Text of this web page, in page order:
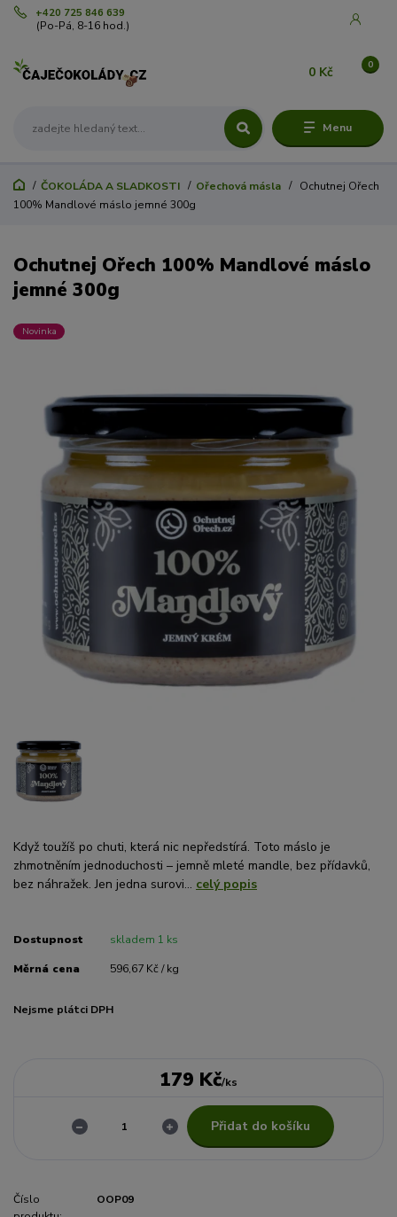
Menu
+420 725 846 639
(Po-Pá, 8-16 hod.)
0
0 Kč
ČOKOLÁDA A SLADKOSTI Ořechová másla
Ochutnej Ořech
100% Mandlové máslo jemné 300g
Ochutnej Ořech 100% Mandlové máslo
jemné 300g
Novinka
Když toužíš po chuti, která nic nepředstírá. Toto máslo je
zhmotněním jednoduchosti – jemně mleté mandle, bez přídavků,
bez náhražek. Jen jedna surovi... celý popis
Dostupnost skladem 1 ks
Měrná cena 596,67 Kč / kg
Nejsme plátci DPH
179 Kč/ks
Přidat do košíku
Číslo
OOP09